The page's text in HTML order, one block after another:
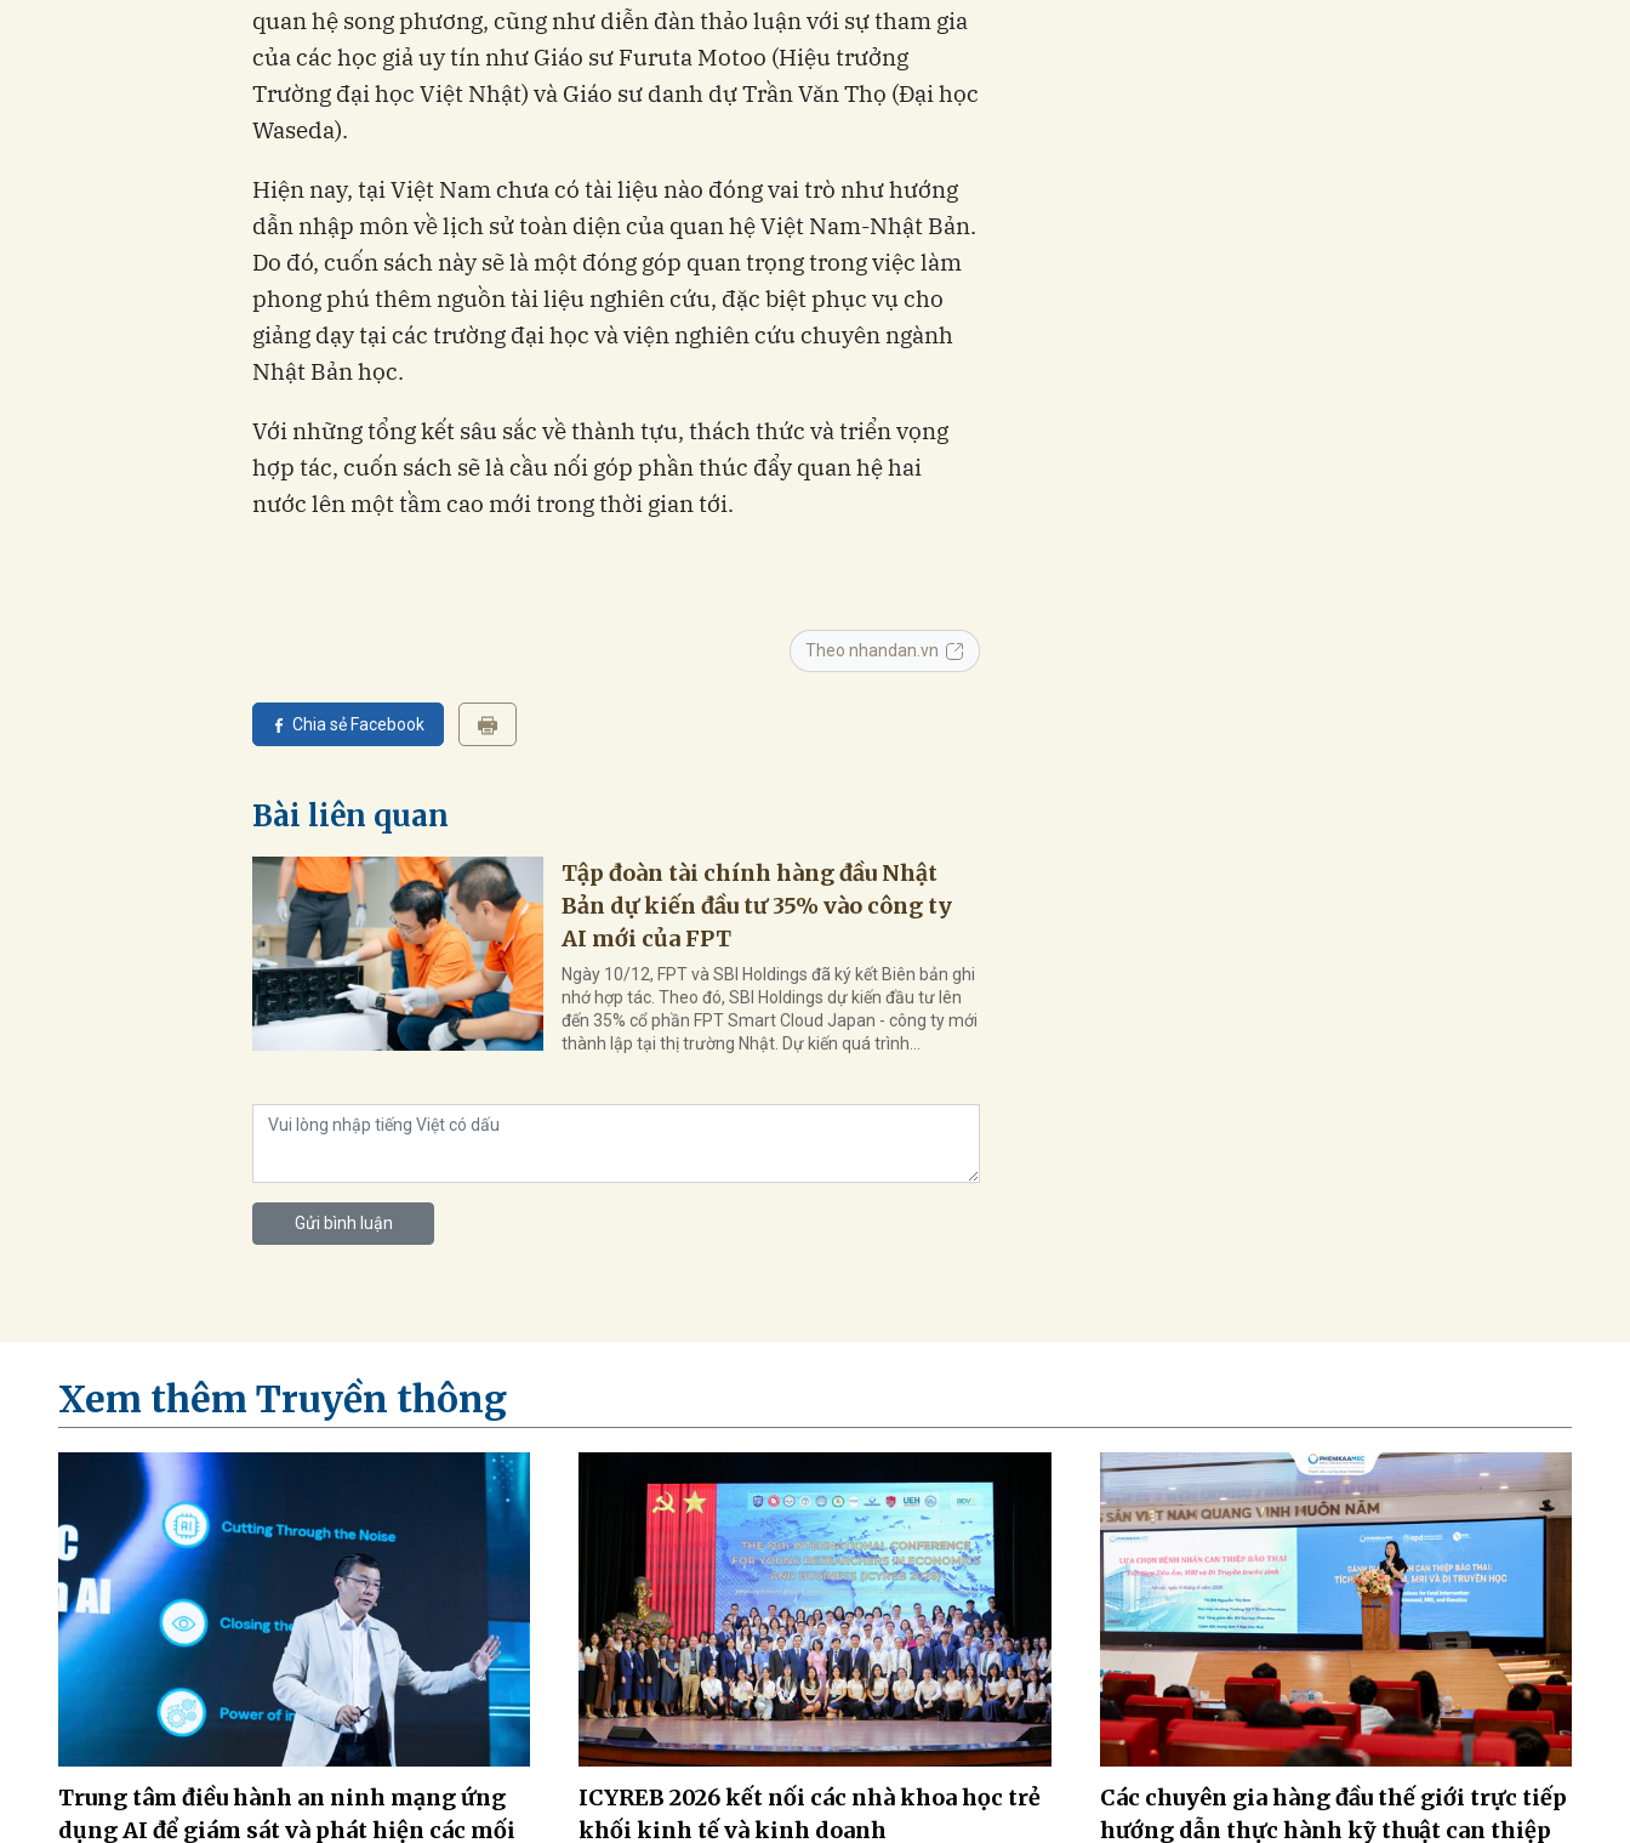
quan hệ song phương, cũng như diễn đàn thảo luận với sự tham gia
của các học giả uy tín như Giáo sư Furuta Motoo (Hiệu trưởng
Trường đại học Việt Nhật) và Giáo sư danh dự Trần Văn Thọ (Đại học
Waseda).
Hiện nay, tại Việt Nam chưa có tài liệu nào đóng vai trò như hướng
dẫn nhập môn về lịch sử toàn diện của quan hệ Việt Nam-Nhật Bản.
Do đó, cuốn sách này sẽ là một đóng góp quan trọng trong việc làm
phong phú thêm nguồn tài liệu nghiên cứu, đặc biệt phục vụ cho
giảng dạy tại các trường đại học và viện nghiên cứu chuyên ngành
Nhật Bản học.
Với những tổng kết sâu sắc về thành tựu, thách thức và triển vọng
hợp tác, cuốn sách sẽ là cầu nối góp phần thúc đẩy quan hệ hai
nước lên một tầm cao mới trong thời gian tới.
Theo nhandan.vn
Chia sẻ Facebook
Bài liên quan
Bản dự kiến đầu tư 35% vào công ty
Ngày 10/12, ‏‏FPT và SBI Holdings đã ký kết Biên bản ghi
nhớ hợp tác. Theo đó, SBI Holdings dự kiến đầu tư lên
đến 35% cổ phần FPT Smart Cloud Japan - công ty mới
thành lập tại thị trường Nhật. Dự kiến quá trình...
Gửi bình luận
Xem thêm Truyền thông
Trung tâm điều hành an ninh mạng ứng
dụng AI để giám sát và phát hiện các mối
ICYREB 2026 kết nối các nhà khoa học trẻ
khối kinh tế và kinh doanh
Các chuyên gia hàng đầu thế giới trực tiếp
hướng dẫn thực hành kỹ thuật can thiệp